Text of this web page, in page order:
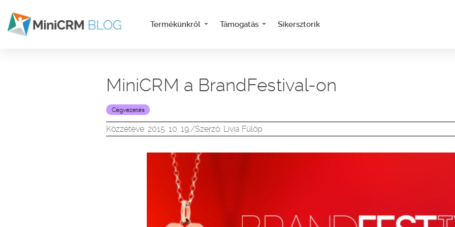
Termékünkről Támogatás Sikersztorik
MiniCRM a BrandFestival-on
Cégvezetés
Közzétéve: 2015. 10. 19./Szerző: Lívia Fülöp